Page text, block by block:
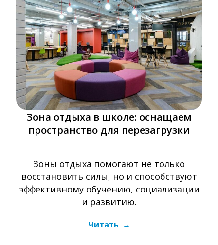
Зона отдыха в школе: оснащаем
пространство для перезагрузки
Зоны отдыха помогают не только
восстановить силы, но и способствуют
эффективному обучению, социализации
и развитию.
Читать